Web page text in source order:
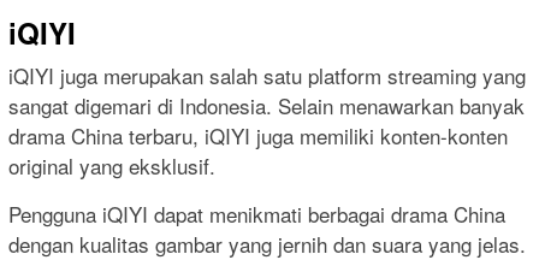
iQIYI
iQIYI juga merupakan salah satu platform streaming yang
sangat digemari di Indonesia. Selain menawarkan banyak
drama China terbaru, iQIYI juga memiliki konten-konten
original yang eksklusif.
Pengguna iQIYI dapat menikmati berbagai drama China
dengan kualitas gambar yang jernih dan suara yang jelas.